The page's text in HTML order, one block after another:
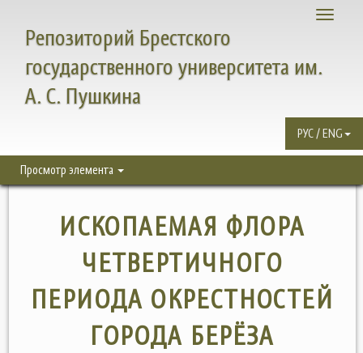
Toggle
Репозиторий Брестского
государственного университета им.
А. С. Пушкина
РУС / ENG
Просмотр элемента
ИСКОПАЕМАЯ ФЛОРА
ЧЕТВЕРТИЧНОГО
ПЕРИОДА ОКРЕСТНОСТЕЙ
ГОРОДА БЕРЁЗА